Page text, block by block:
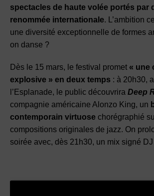
spectacles de haute volée portés par
renommée internationale. L’ambition
une diversité exceptionnelle de formes
on danse ?
Dès le 15 mars, le festival promet « une
explosive » en deux temps : à 20h30,
l’Esplanade, le public découvrira Deep
compagnie américaine Alonzo King, un
contemporain virtuose chorégraphié
compositions originales de jazz. On
soirée avec, dès 21h30, un mix signé